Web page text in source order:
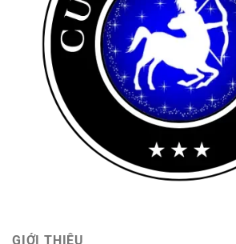
GIỚI THIỆU